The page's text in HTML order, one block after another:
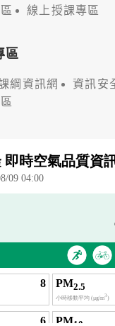
線上授課專區
區
綱資訊網
資訊安